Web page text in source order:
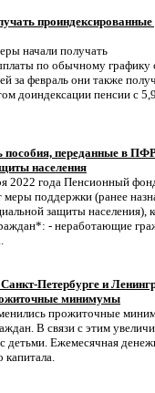
проиндексированные
начали получать
по обычному графику
за февраль они также
доиндексации пенсии с
пособия, переданные в
населения
2022 года Пенсионный
меры поддержки (ранее
защиты населения),
- неработающие
Петербурге и
минимумы
прожиточные
В связи с этим
детьми. Ежемесячная
капитала.